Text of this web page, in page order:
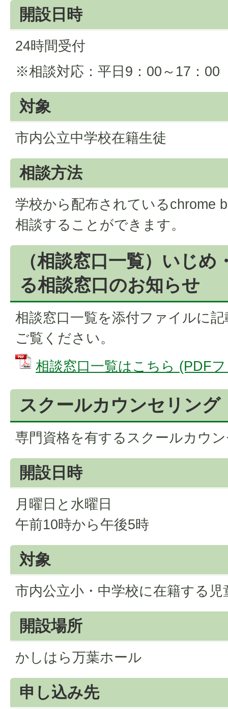
開設日時
24時間受付
※相談対応：平日9：00～17：00
対象
市内公立中学校在籍生徒
相談方法
学校から配布されているchrome
相談することができます。
（相談窓口一覧）いじめ
る相談窓口のお知らせ
相談窓口一覧を添付ファイルに
ご覧ください。
相談窓口一覧はこちら (PDF
スクールカウンセリング
専門資格を有するスクールカウ
開設日時
月曜日と水曜日
午前10時から午後5時
対象
市内公立小・中学校に在籍する
開設場所
かしはら万葉ホール
申し込み先